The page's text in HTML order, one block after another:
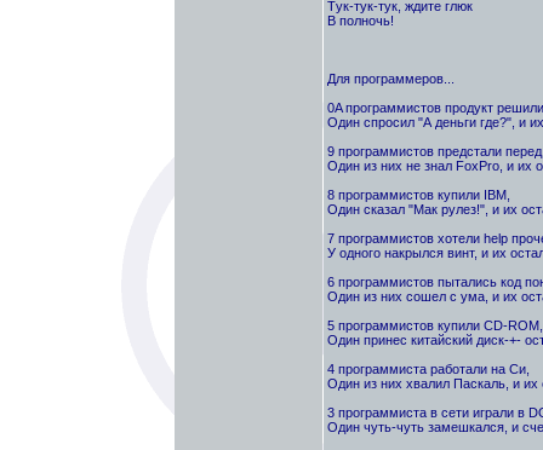
Тyк-тyк-тyк, ждите глюк
В полночь!
Для программеров...
0A программистов продукт
Один спросил "А деньги где?", и
9 программистов предстали
Один из них не знал FoxPro, и их
8 программистов купили IBM,
Один сказал "Мак рулез!", и их
7 программистов хотели help
У одного накрылся винт, и их
6 программистов пытались код
Один из них сошел с ума, и их
5 программистов купили CD-ROM,
Один принес китайский диск-+-
4 программиста работали на Си,
Один из них хвалил Паскаль, и их
3 программиста в сети играли в
Один чуть-чуть замешкался, и